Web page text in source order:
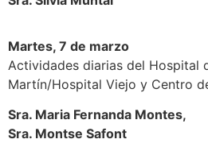
Martes, 7 de marzo
Actividades diarias del Hospital
Martín/Hospital Viejo y Centro
Sra. Maria Fernanda Montes,
Sra. Montse Safont